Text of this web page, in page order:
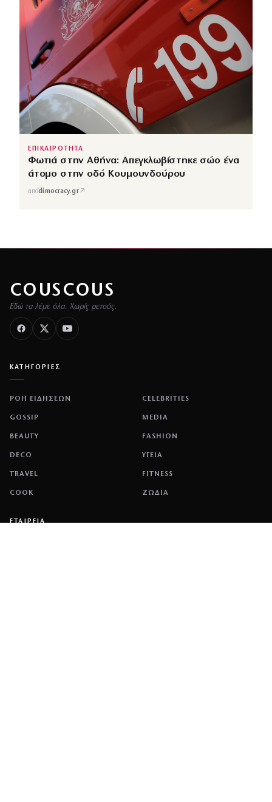
ΕΠΙΚΑΙΡΟΤΗΤΑ
Φωτιά στην Αθήνα: Απεγκλωβίστηκε σώο ένα
άτομο στην οδό Κουμουνδούρου
απόdimocracy.gr↗
COUSCOUS
Εδώ τα λέμε όλα. Χωρίς ρετούς.
ΚΑΤΗΓΟΡΙΕΣ
ΡΟΗ ΕΙΔΗΣΕΩΝ CELEBRITIES
GOSSIP MEDIA
BEAUTY FASHION
DECO ΥΓΕΙΑ
TRAVEL FITNESS
COOK ΖΩΔΙΑ
ΕΤΑΙΡΕΙΑ